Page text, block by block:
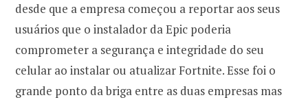
desde que a empresa começou a reportar aos seus
usuários que o instalador da Epic poderia
comprometer a segurança e integridade do seu
celular ao instalar ou atualizar Fortnite. Esse foi o
grande ponto da briga entre as duas empresas mas